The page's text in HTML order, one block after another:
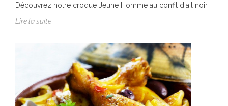
Découvrez notre croque Jeune Homme au confit d'ail noir
Lire la suite